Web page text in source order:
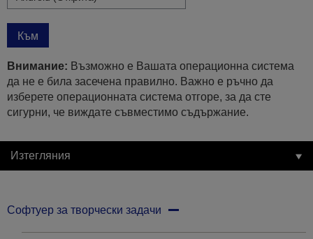
Към
Внимание: Възможно е Вашата операционна система
да не е била засечена правилно. Важно е ръчно да
изберете операционната система отгоре, за да сте
сигурни, че виждате съвместимо съдържание.
Изтегляния
Софтуер за творчески задачи